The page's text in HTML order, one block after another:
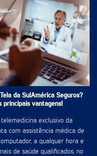
da SulAmérica Seguros?
principais vantagens!
exclusivo da
com assistência médica de
a qualquer hora e
de saúde qualificados, no